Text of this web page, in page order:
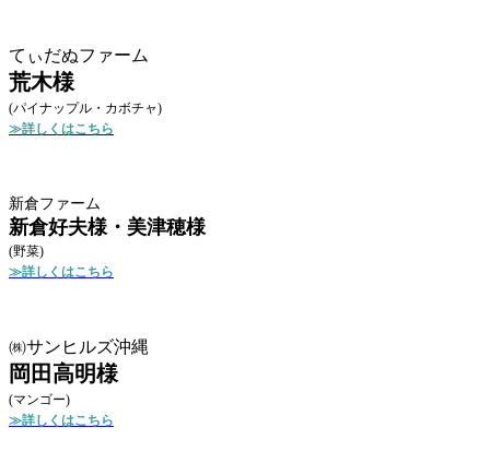
てぃだぬファーム
荒木様
(パイナップル・カボチャ)
≫詳しくはこちら
新倉ファーム
新倉好夫様・美津穂様
(野菜)
≫詳しくはこちら
㈱サンヒルズ沖縄
岡田高明様
(マンゴー)
≫詳しくはこちら